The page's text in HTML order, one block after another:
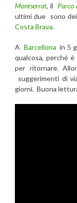
Montserrat, il Parco
ultimi due sono
Costa Brava.
A Barcellona in 5
qualcosa, perché
per ritornare.
suggerimenti di
giorni. Buona